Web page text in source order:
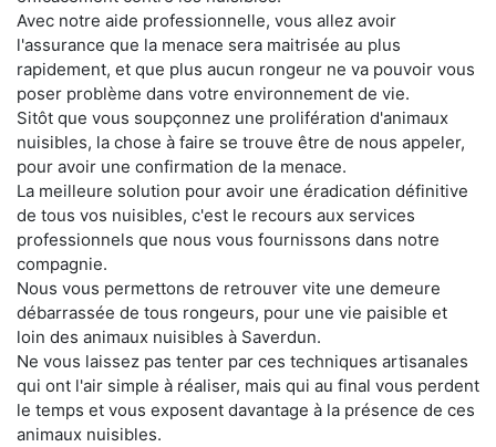
Avec notre aide professionnelle, vous allez avoir
l'assurance que la menace sera maitrisée au plus
rapidement, et que plus aucun rongeur ne va pouvoir vous
poser problème dans votre environnement de vie.
Sitôt que vous soupçonnez une prolifération d'animaux
nuisibles, la chose à faire se trouve être de nous appeler,
pour avoir une confirmation de la menace.
La meilleure solution pour avoir une éradication définitive
de tous vos nuisibles, c'est le recours aux services
professionnels que nous vous fournissons dans notre
compagnie.
Nous vous permettons de retrouver vite une demeure
débarrassée de tous rongeurs, pour une vie paisible et
loin des animaux nuisibles à Saverdun.
Ne vous laissez pas tenter par ces techniques artisanales
qui ont l'air simple à réaliser, mais qui au final vous perdent
le temps et vous exposent davantage à la présence de ces
animaux nuisibles.